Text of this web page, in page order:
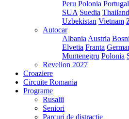
Peru Polonia
SUA Suedia
Uzbekistan Vietnam
Autocar
Albania Austria
Elvetia Franta
Muntenegru Polonia
Revelion 2027
Croaziere
Circuite Romania
Programe
Rusalii
Seniori
Parcuri de distractie